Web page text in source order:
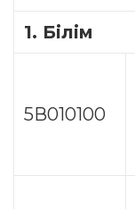
1. Білім
5В010100